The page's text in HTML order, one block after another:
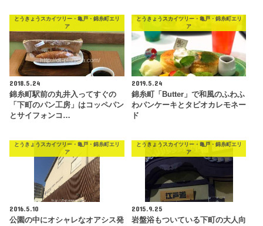
とうきょうスカイツリー・亀戸・錦糸町エリ
ア
2018.5.24
錦糸町駅前の丸井入ってすぐの
「下町のパン工房」はコッペパン
とサイフォンコ…
とうきょうスカイツリー・亀戸・錦糸町エリ
ア
2019.5.24
錦糸町「Butter」で和風のふわふ
わパンケーキとタピオカレモネー
ド
とうきょうスカイツリー・亀戸・錦糸町エリ
ア
2016.5.10
公園の中にオシャレなオアシス発
とうきょうスカイツリー・亀戸・錦糸町エリ
ア
2015.9.25
岩盤浴もついている下町の大人向